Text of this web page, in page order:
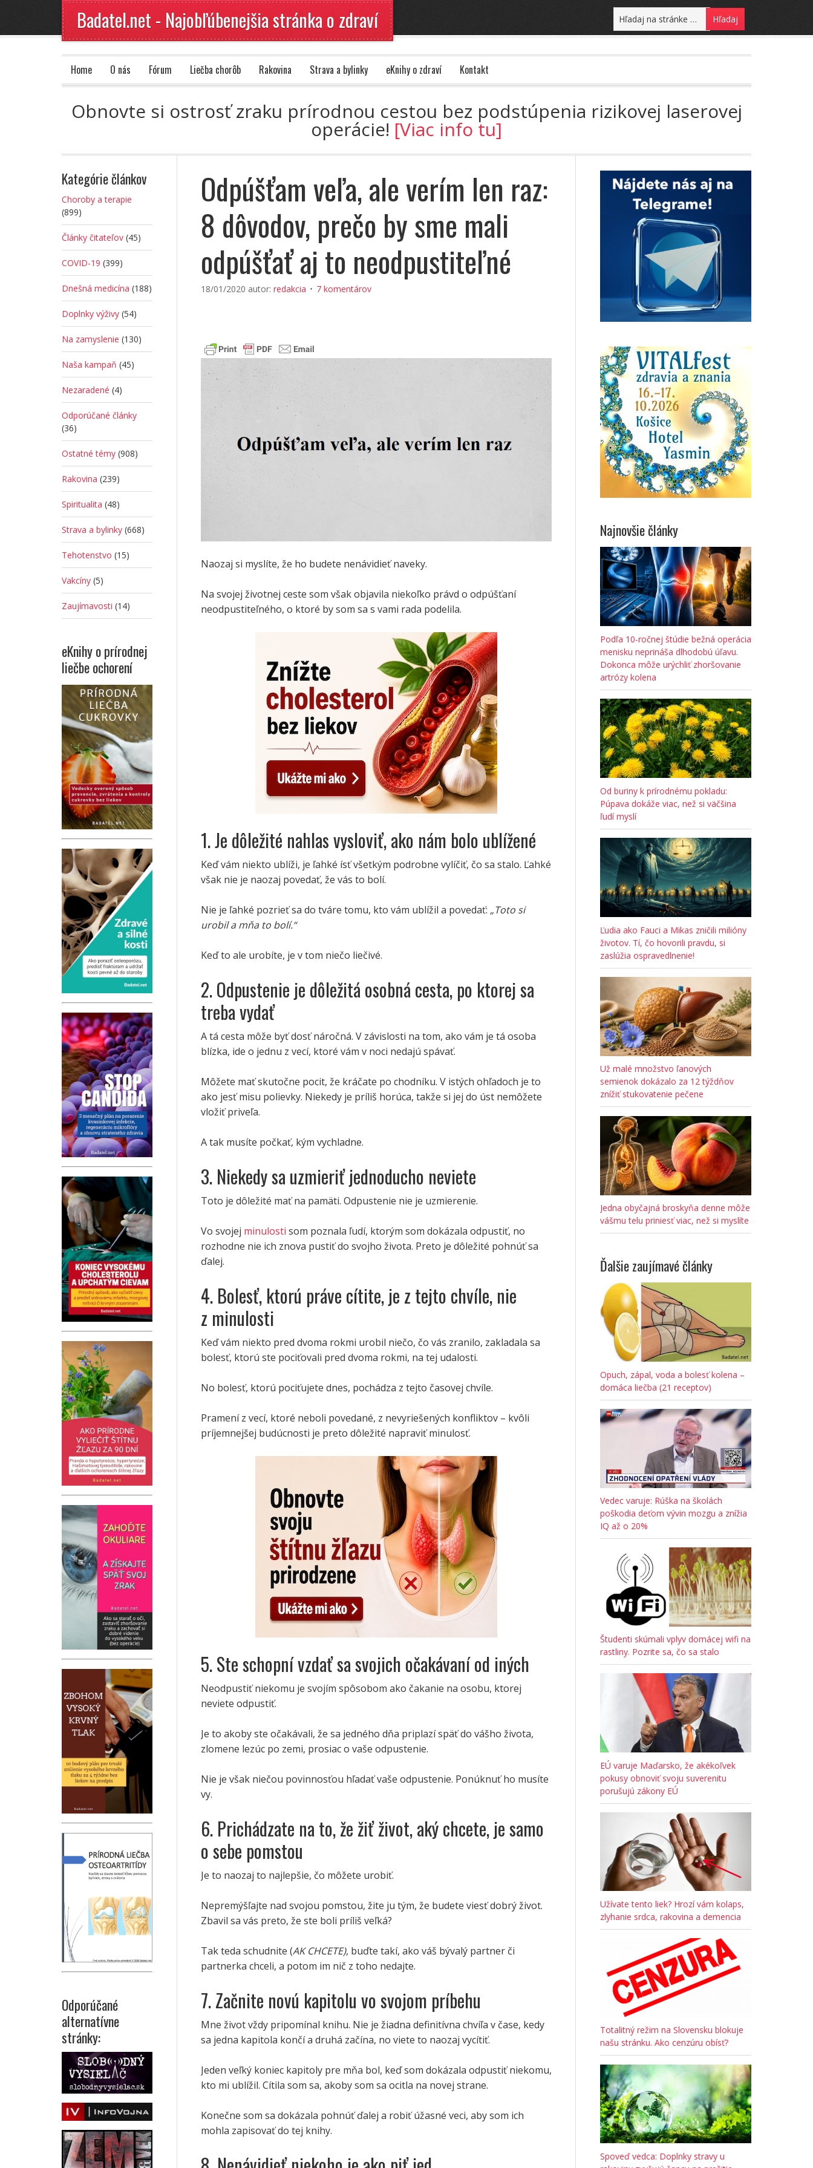
Badatel.net - Najobľúbenejšia stránka o zdraví
Home O nás Fórum Liečba chorôb Rakovina Strava a bylinky eKnihy o zdraví Kontakt
Obnovte si ostrosť zraku prírodnou cestou bez podstúpenia rizikovej laserovej
operácie! [Viac info tu]
Odpúšťam veľa, ale verím len raz:
8 dôvodov, prečo by sme mali
odpúšťať aj to neodpustiteľné
18/01/2020 autor: redakcia 7 komentárov
Naozaj si myslíte, že ho budete nenávidieť naveky.
Na svojej životnej ceste som však objavila niekoľko právd o odpúšťaní
neodpustiteľného, o ktoré by som sa s vami rada podelila.
1. Je dôležité nahlas vysloviť, ako nám bolo ublížené
Keď vám niekto ublíži, je ľahké ísť všetkým podrobne vylíčiť, čo sa stalo. Ľahké
však nie je naozaj povedať, že vás to bolí.
Nie je ľahké pozrieť sa do tváre tomu, kto vám ublížil a povedať: „Toto si
urobil a mňa to bolí.“
Keď to ale urobíte, je v tom niečo liečivé.
2. Odpustenie je dôležitá osobná cesta, po ktorej sa
treba vydať
A tá cesta môže byť dosť náročná. V závislosti na tom, ako vám je tá osoba
blízka, ide o jednu z vecí, ktoré vám v noci nedajú spávať.
Môžete mať skutočne pocit, že kráčate po chodníku. V istých ohľadoch je to
ako jesť misu polievky. Niekedy je príliš horúca, takže si jej do úst nemôžete
vložiť priveľa.
A tak musíte počkať, kým vychladne.
3. Niekedy sa uzmieriť jednoducho neviete
Toto je dôležité mať na pamäti. Odpustenie nie je uzmierenie.
Vo svojej minulosti som poznala ľudí, ktorým som dokázala odpustiť, no
rozhodne nie ich znova pustiť do svojho života. Preto je dôležité pohnúť sa
ďalej.
4. Bolesť, ktorú práve cítite, je z tejto chvíle, nie
z minulosti
Keď vám niekto pred dvoma rokmi urobil niečo, čo vás zranilo, zakladala sa
bolesť, ktorú ste pociťovali pred dvoma rokmi, na tej udalosti.
No bolesť, ktorú pociťujete dnes, pochádza z tejto časovej chvíle.
Pramení z vecí, ktoré neboli povedané, z nevyriešených konfliktov – kvôli
príjemnejšej budúcnosti je preto dôležité napraviť minulosť.
5. Ste schopní vzdať sa svojich očakávaní od iných
Neodpustiť niekomu je svojím spôsobom ako čakanie na osobu, ktorej
neviete odpustiť.
Je to akoby ste očakávali, že sa jedného dňa priplazí späť do vášho života,
zlomene lezúc po zemi, prosiac o vaše odpustenie.
Nie je však niečou povinnosťou hľadať vaše odpustenie. Ponúknuť ho musíte
vy.
6. Prichádzate na to, že žiť život, aký chcete, je samo
o sebe pomstou
Je to naozaj to najlepšie, čo môžete urobiť.
Nepremýšľajte nad svojou pomstou, žite ju tým, že budete viesť dobrý život.
Zbavil sa vás preto, že ste boli príliš veľká?
Tak teda schudnite (AK CHCETE), buďte takí, ako váš bývalý partner či
partnerka chceli, a potom im nič z toho nedajte.
7. Začnite novú kapitolu vo svojom príbehu
Mne život vždy pripomínal knihu. Nie je žiadna definitívna chvíľa v čase, kedy
sa jedna kapitola končí a druhá začína, no viete to naozaj vycítiť.
Jeden veľký koniec kapitoly pre mňa bol, keď som dokázala odpustiť niekomu,
kto mi ublížil. Cítila som sa, akoby som sa ocitla na novej strane.
Konečne som sa dokázala pohnúť ďalej a robiť úžasné veci, aby som ich
mohla zapisovať do tej knihy.
Najnovšie články
Podľa 10-ročnej štúdie bežná operácia
menisku neprináša dlhodobú úľavu.
Dokonca môže urýchliť zhoršovanie
artrózy kolena
Od buriny k prírodnému pokladu:
Púpava dokáže viac, než si väčšina
ľudí myslí
Ľudia ako Fauci a Mikas zničili milióny
životov. Tí, čo hovorili pravdu, si
zaslúžia ospravedlnenie!
Už malé množstvo ľanových
semienok dokázalo za 12 týždňov
znížiť stukovatenie pečene
Jedna obyčajná broskyňa denne môže
vášmu telu priniesť viac, než si myslíte
Ďalšie zaujímavé články
Opuch, zápal, voda a bolesť kolena –
domáca liečba (21 receptov)
Vedec varuje: Rúška na školách
poškodia deťom vývin mozgu a znížia
IQ až o 20%
Študenti skúmali vplyv domácej wifi na
rastliny. Pozrite sa, čo sa stalo
EÚ varuje Maďarsko, že akékoľvek
pokusy obnoviť svoju suverenitu
porušujú zákony EÚ
Užívate tento liek? Hrozí vám kolaps,
zlyhanie srdca, rakovina a demencia
Totalitný režim na Slovensku blokuje
našu stránku. Ako cenzúru obísť?
Spoveď vedca: Doplnky stravy u
Kategórie článkov
Choroby a terapie
(899)
Články čitateľov (45)
COVID-19 (399)
Dnešná medicína (188)
Doplnky výživy (54)
Na zamyslenie (130)
Naša kampaň (45)
Nezaradené (4)
Odporúčané články
(36)
Ostatné témy (908)
Rakovina (239)
Spiritualita (48)
Strava a bylinky (668)
Tehotenstvo (15)
Vakcíny (5)
Zaujímavosti (14)
eKnihy o prírodnej
liečbe ochorení
Odporúčané
alternatívne
stránky: